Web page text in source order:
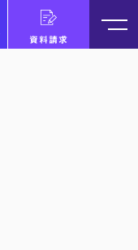
資料請求